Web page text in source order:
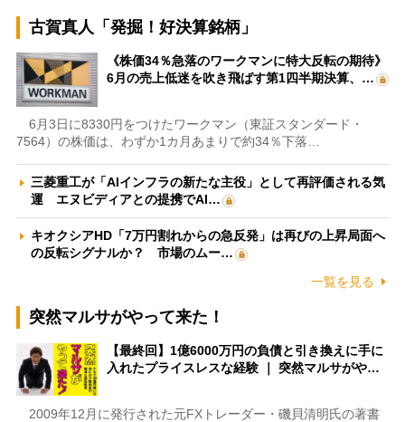
古賀真人「発掘！好決算銘柄」
《株価34％急落のワークマンに特大反転の期待》
6月の売上低迷を吹き飛ばす第1四半期決算、…
6月3日に8330円をつけたワークマン（東証スタンダード・
7564）の株価は、わずか1カ月あまりで約34％下落…
三菱重工が「AIインフラの新たな主役」として再評価される気
運 エヌビディアとの提携でAI…
キオクシアHD「7万円割れからの急反発」は再びの上昇局面へ
の反転シグナルか？ 市場のムー…
一覧を見る
突然マルサがやって来た！
【最終回】1億6000万円の負債と引き換えに手に
入れたプライスレスな経験 ｜ 突然マルサがや…
2009年12月に発行された元FXトレーダー・磯貝清明氏の著書